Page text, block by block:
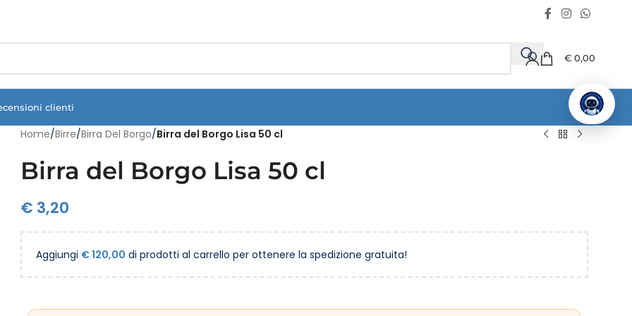
€ 0,00
clienti
Home/Birre/Birra Del Borgo/Birra del Borgo Lisa 50 cl
Birra del Borgo Lisa 50 cl
€ 3,20
Aggiungi €120,00 di prodotti al carrello per ottenere la spedizione gratuita!